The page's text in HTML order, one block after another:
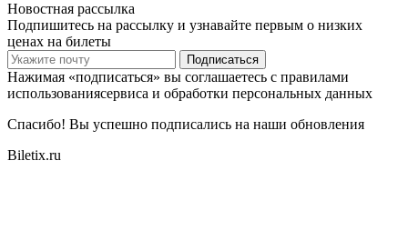
Новостная рассылка
Подпишитесь на рассылку и узнавайте первым о низких
ценах на билеты
Подписаться
Нажимая «подписаться» вы соглашаетесь с правилами
использованиясервиса и обработки персональных данных
Спасибо! Вы успешно подписались на наши обновления
Biletix.ru